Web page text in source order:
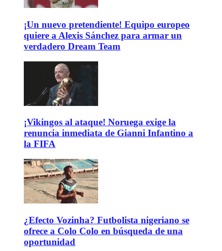
¡Un nuevo pretendiente! Equipo europeo
quiere a Alexis Sánchez para armar un
verdadero Dream Team
¡Vikingos al ataque! Noruega exige la
renuncia inmediata de Gianni Infantino a
la FIFA
¿Efecto Vozinha? Futbolista nigeriano se
ofrece a Colo Colo en búsqueda de una
oportunidad